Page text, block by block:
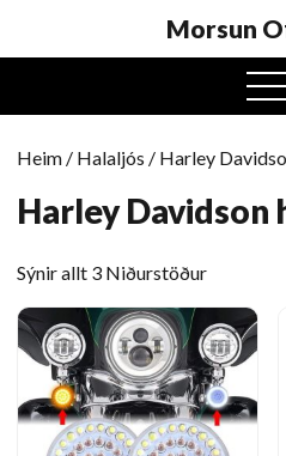
Morsun
Heim / Halaljós / Harley
Harley Davidson
Sýnir allt 3 NiðurstöðurRaðað
nýjasta